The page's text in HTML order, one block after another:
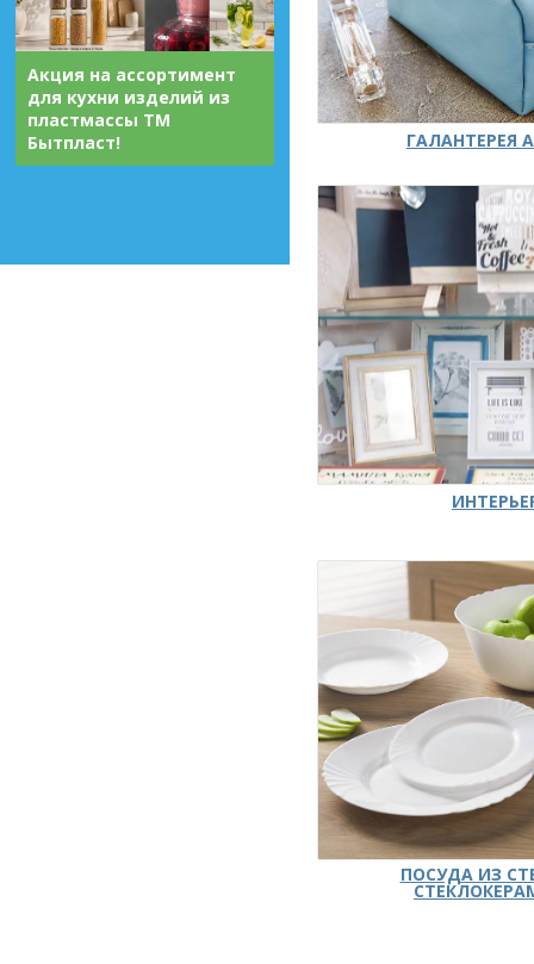
Акция на ассортимент
для кухни изделий из
пластмассы ТМ
Бытпласт!
ГАЛАНТЕРЕЯ
ПОСУДА ИЗ